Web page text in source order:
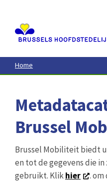
contenu
principal
Home
Brussel
Brussel Mobiliteit biedt
en tot de gegevens die
gebruikt. Klikhier
.